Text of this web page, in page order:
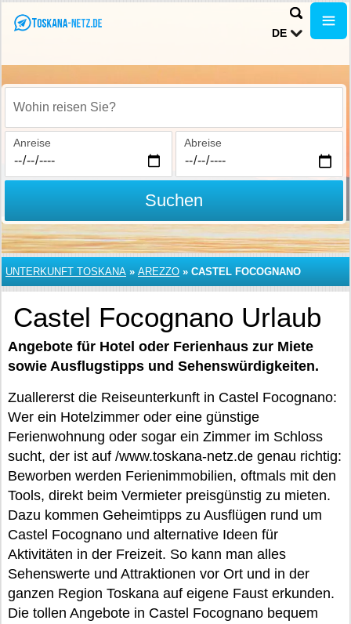
DE
Wohin reisen Sie?
Anreise Abreise
Suchen
UNTERKUNFT TOSKANA » AREZZO » CASTEL FOCOGNANO
Castel Focognano Urlaub
Angebote für Hotel oder Ferienhaus zur Miete
sowie Ausflugstipps und Sehenswürdigkeiten.
Zuallererst die Reiseunterkunft in Castel Focognano:
Wer ein Hotelzimmer oder eine günstige
Ferienwohnung oder sogar ein Zimmer im Schloss
sucht, der ist auf /www.toskana-netz.de genau richtig:
Beworben werden Ferienimmobilien, oftmals mit den
Tools, direkt beim Vermieter preisgünstig zu mieten.
Dazu kommen Geheimtipps zu Ausflügen rund um
Castel Focognano und alternative Ideen für
Aktivitäten in der Freizeit. So kann man alles
Sehenswerte und Attraktionen vor Ort und in der
ganzen Region Toskana auf eigene Faust erkunden.
Die tollen Angebote in Castel Focognano bequem